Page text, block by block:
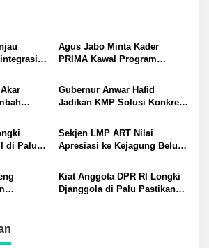
Agus Jabo Minta Kader
PRIMA Kawal Program
Prabowo
Gubernur Anwar Hafid
Jadikan KMP Solusi Konkret
Kemiskinan: Kawal Program
Prioritas Presiden Prabowo
di Palu
Sekjen LMP ART Nilai
Apresiasi ke Kejagung Belum
Kesenjangan Perhatian
Negara
Kiat Anggota DPR RI Longki
Djanggola di Palu Pastikan